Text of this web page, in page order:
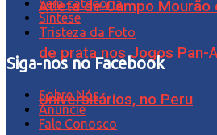
Atleta de Campo Mourão
de prata nos Jogos Pan-
Universitários, no Peru
Sem categoria
Síntese
Tristeza da Foto
Siga-nos no Facebook
Sobre Nós
Anuncie
Fale Conosco